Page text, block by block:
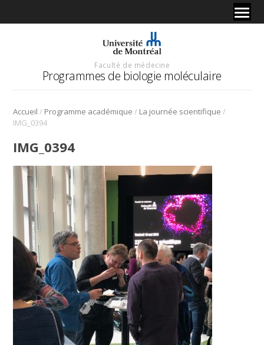
Faculté de médecine
Programmes de biologie moléculaire
Accueil / Programme académique / La journée scientifique /
IMG_0394
IMG_0394